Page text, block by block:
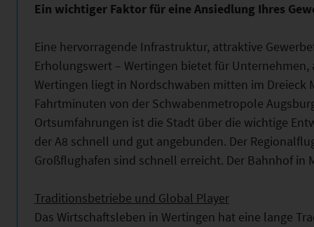
Ein wichtiger Faktor für eine Ansiedlung Ihres
Eine hervorragende Infrastruktur, attraktive
Erholungswert – Wertingen bietet für
Wertingen liegt in Nordschwaben mitten im
Fahrtminuten von der Schwabenmetropole
Ortsumfahrungen ist die Stadt über die wichtige
der A8 schnell und gut angebunden. Der
Großflughafen sind schnell erreicht. Der Bahnhof
Traditionsbetriebe und Global Player
Das Wirtschaftsleben in Wertingen hat eine lange